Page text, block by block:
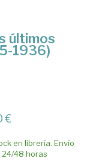
últimos
1936)
€
en librería. Envío
24/48 horas